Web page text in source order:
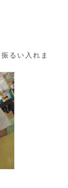
るい入れま